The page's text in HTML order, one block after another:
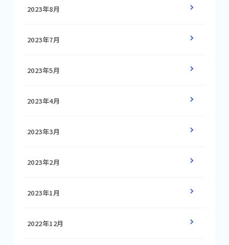
2023年8月
2023年7月
2023年5月
2023年4月
2023年3月
2023年2月
2023年1月
2022年12月